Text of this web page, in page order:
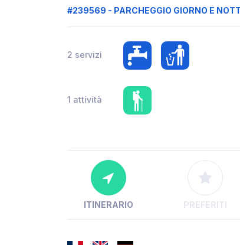
#239569 - PARCHEGGIO GIORNO E
2 servizi
1 attività
ITINERARIO PREFERITI